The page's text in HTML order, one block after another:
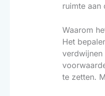
ruimte aan
Waarom
Het
verdwijnen
te zetten.